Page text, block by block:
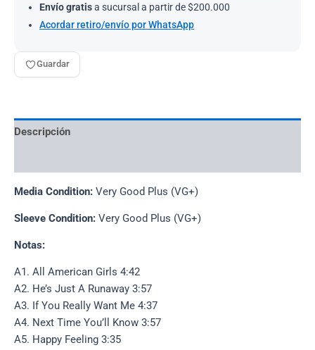
Envío gratisa sucursal a partir de $200.000
Acordar retiro/envío por WhatsApp
Guardar
Descripción
Media Condition: Very Good Plus (VG+)
Sleeve Condition: Very Good Plus (VG+)
Notas:
A1. All American Girls 4:42
A2. He’s Just A Runaway 3:57
A3. If You Really Want Me 4:37
A4. Next Time You’ll Know 3:57
A5. Happy Feeling 3:35